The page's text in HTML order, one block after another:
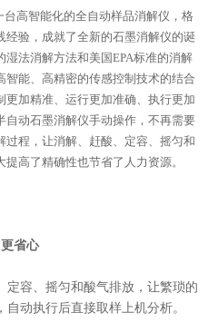
台高智能化的全自动样品消解仪，格
经验，成就了全新的石墨消解仪的诞
法消解方法和美国EPA标准的消解
能、高精密的传感控制技术的结合
加精准、运行更加准确、执行更加
自动石墨消解仪手动操作，不再需要
程，让消解、赶酸、定容、摇匀和
高了精确性也节省了人力资源。
省心
定容、摇匀和酸气排放，让繁琐的
动执行后直接取样上机分析。